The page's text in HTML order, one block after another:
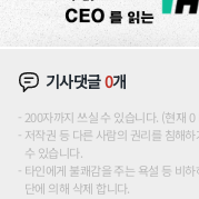
기사댓글0개
200자까지 쓰실 수 있습니다. (현재
저작권 등 다른 사람의 권리를 침해
수 있습니다.
타인에게 불쾌감을 주는 욕설 등 비
단에 의해 삭제 합니다.